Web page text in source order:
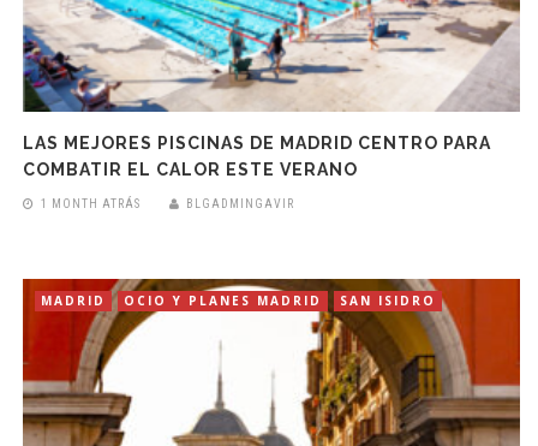
LAS MEJORES PISCINAS DE MADRID CENTRO PARA
COMBATIR EL CALOR ESTE VERANO
1 MONTH ATRÁS BLGADMINGAVIR
MADRID OCIO Y PLANES MADRID SAN ISIDRO